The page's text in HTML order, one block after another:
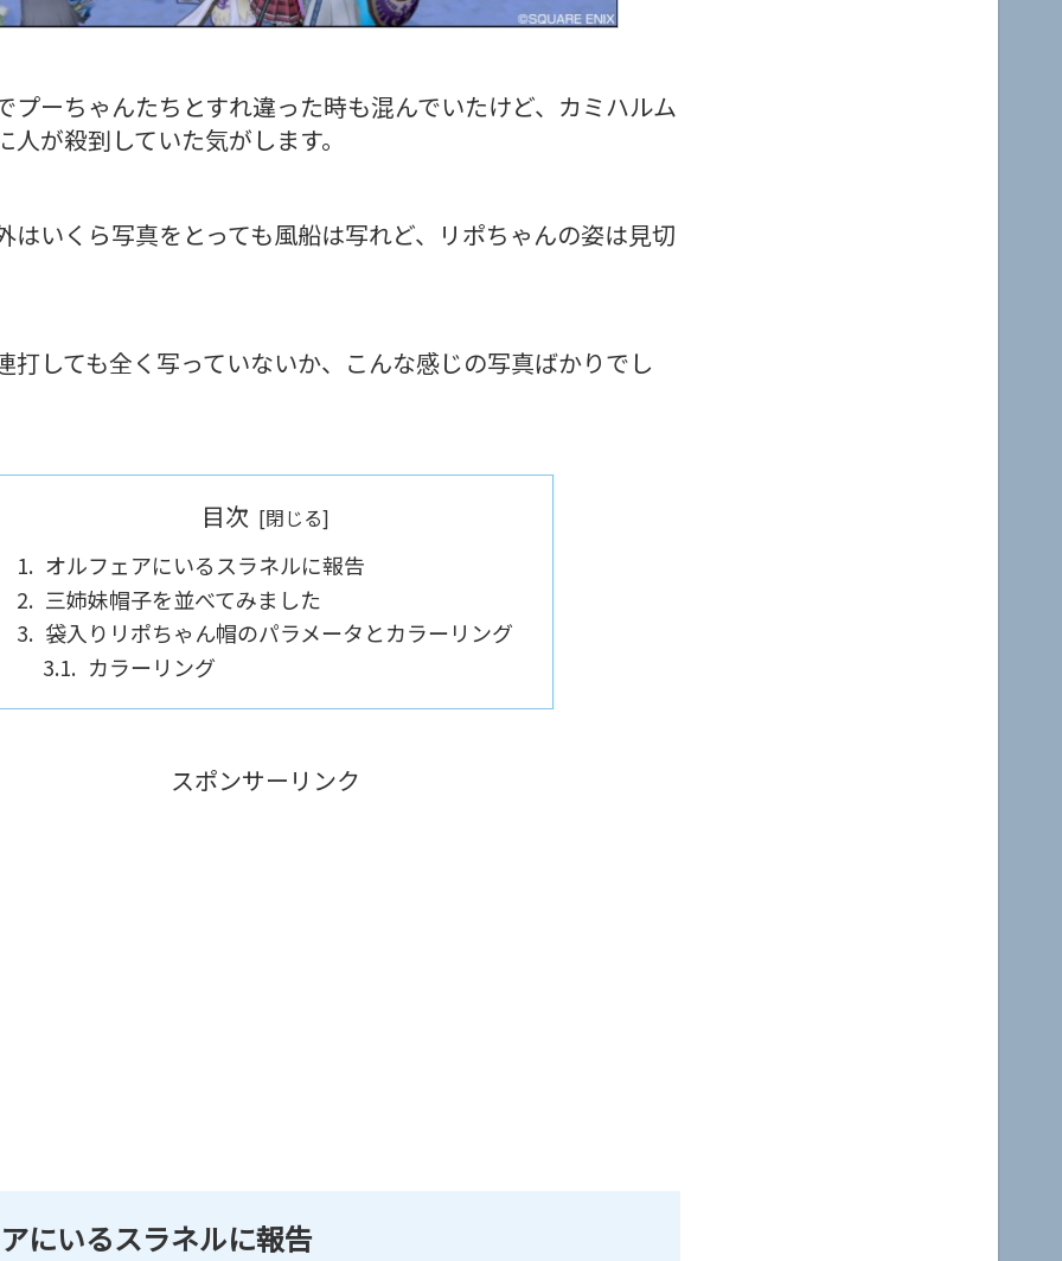
プーちゃんたちとすれ違った時も混んでいたけど、カミハルム
人が殺到していた気がします。
はいくら写真をとっても風船は写れど、リポちゃんの姿は見切
打しても全く写っていないか、こんな感じの写真ばかりでし
目次
オルフェアにいるスラネルに報告
三姉妹帽子を並べてみました
袋入りリポちゃん帽のパラメータとカラーリング
カラーリング
スポンサーリンク
にいるスラネルに報告